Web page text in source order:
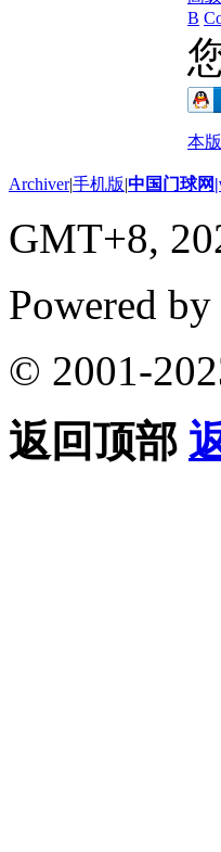
B
本
Archiver|手机版|中国门球网
GMT+8,
Powered by
© 2001-
返回顶部